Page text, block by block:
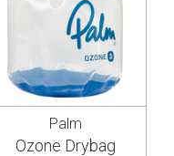
Palm
Ozone Drybag